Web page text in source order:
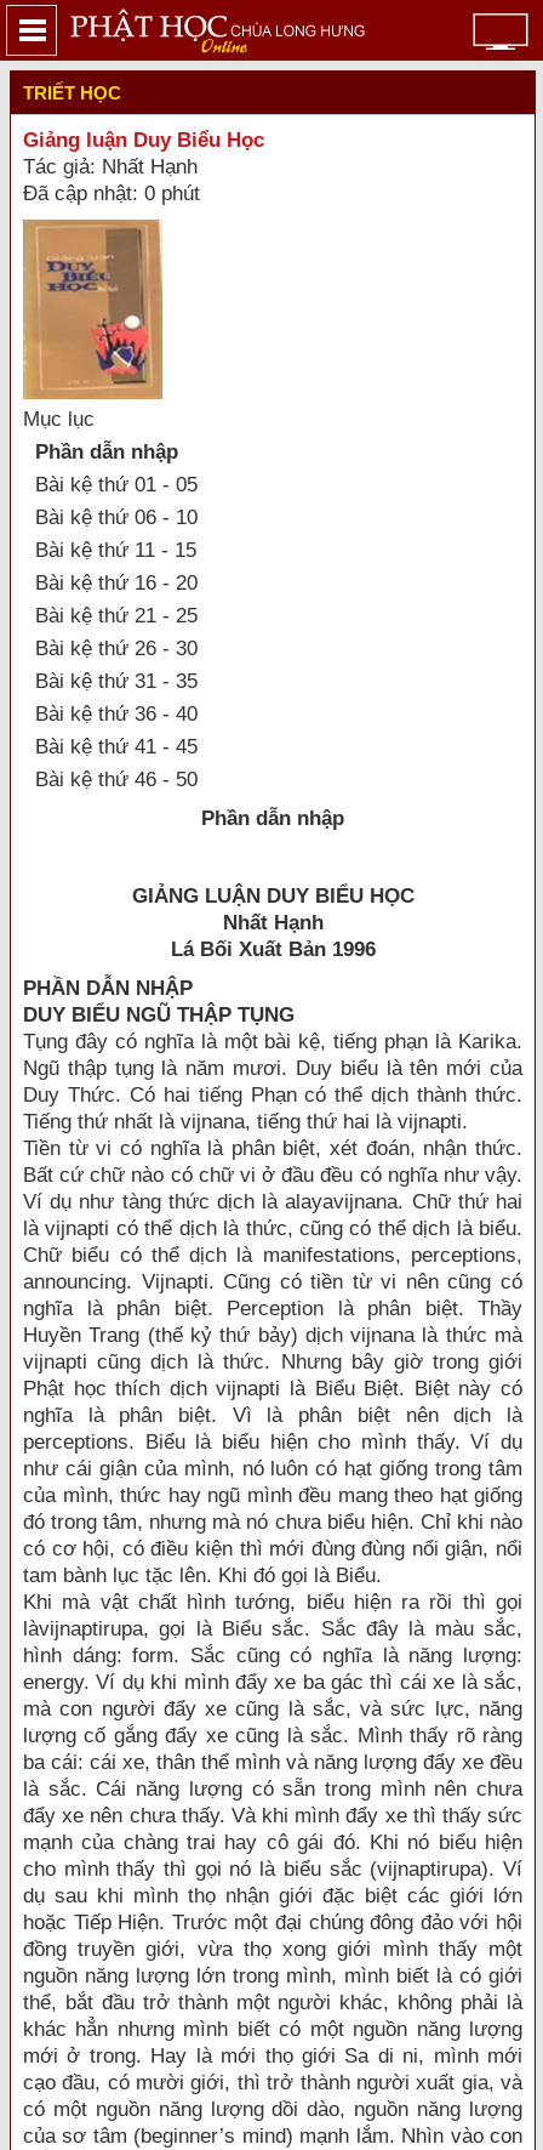
TRIẾT HỌC
Giảng luận Duy Biểu Học
Tác giả: Nhất Hạnh
Đã cập nhật: 0 phút
Mục lục
Phần dẫn nhập
Bài kệ thứ 01 - 05
Bài kệ thứ 06 - 10
Bài kệ thứ 11 - 15
Bài kệ thứ 16 - 20
Bài kệ thứ 21 - 25
Bài kệ thứ 26 - 30
Bài kệ thứ 31 - 35
Bài kệ thứ 36 - 40
Bài kệ thứ 41 - 45
Bài kệ thứ 46 - 50
Phần dẫn nhập
GIẢNG LUẬN DUY BIỂU HỌC
Nhất Hạnh
Lá Bối Xuất Bản 1996
PHẦN DẪN NHẬP
DUY BIỂU NGŨ THẬP TỤNG
Tụng đây có nghĩa là một bài kệ, tiếng phạn là Karika.
Ngũ thập tụng là năm mươi. Duy biểu là tên mới của
Duy Thức. Có hai tiếng Phạn có thể dịch thành thức.
Tiếng thứ nhất là vijnana, tiếng thứ hai là vijnapti.
Tiền từ vi có nghĩa là phân biệt, xét đoán, nhận thức.
Bất cứ chữ nào có chữ vi ở đầu đều có nghĩa như vậy.
Ví dụ như tàng thức dịch là alayavijnana. Chữ thứ hai
là vijnapti có thể dịch là thức, cũng có thể dịch là biểu.
Chữ biểu có thể dịch là manifestations, perceptions,
announcing. Vijnapti. Cũng có tiền từ vi nên cũng có
nghĩa là phân biệt. Perception là phân biệt. Thầy
Huyền Trang (thế kỷ thứ bảy) dịch vijnana là thức mà
vijnapti cũng dịch là thức. Nhưng bây giờ trong giới
Phật học thích dịch vijnapti là Biểu Biệt. Biệt này có
nghĩa là phân biệt. Vì là phân biệt nên dịch là
perceptions. Biểu là biểu hiện cho mình thấy. Ví dụ
như cái giận của mình, nó luôn có hạt giống trong tâm
của mình, thức hay ngũ mình đều mang theo hạt giống
đó trong tâm, nhưng mà nó chưa biểu hiện. Chỉ khi nào
có cơ hội, có điều kiện thì mới đùng đùng nổi giận, nổi
tam bành lục tặc lên. Khi đó gọi là Biểu.
Khi mà vật chất hình tướng, biểu hiện ra rồi thì gọi
làvijnaptirupa, gọi là Biểu sắc. Sắc đây là màu sắc,
hình dáng: form. Sắc cũng có nghĩa là năng lượng:
energy. Ví dụ khi mình đẩy xe ba gác thì cái xe là sắc,
mà con người đẩy xe cũng là sắc, và sức lực, năng
lượng cố gắng đẩy xe cũng là sắc. Mình thấy rõ ràng
ba cái: cái xe, thân thể mình và năng lượng đẩy xe đều
là sắc. Cái năng lượng có sẵn trong mình nên chưa
đẩy xe nên chưa thấy. Và khi mình đẩy xe thì thấy sức
mạnh của chàng trai hay cô gái đó. Khi nó biểu hiện
cho mình thấy thì gọi nó là biểu sắc (vijnaptirupa). Ví
dụ sau khi mình thọ nhận giới đặc biệt các giới lớn
hoặc Tiếp Hiện. Trước một đại chúng đông đảo với hội
đồng truyền giới, vừa thọ xong giới mình thấy một
nguồn năng lượng lớn trong mình, mình biết là có giới
thể, bắt đầu trở thành một người khác, không phải là
khác hẳn nhưng mình biết có một nguồn năng lượng
mới ở trong. Hay là mới thọ giới Sa di ni, mình mới
cạo đầu, có mười giới, thì trở thành người xuất gia, và
có một nguồn năng lượng dồi dào, nguồn năng lượng
của sơ tâm (beginner’s mind) mạnh lắm. Nhìn vào con